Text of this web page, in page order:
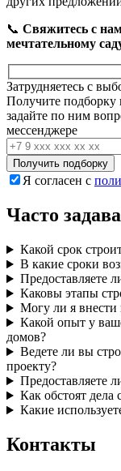
📞 Свяжитесь с
мечтательному
Затрудняетесь с
Получите подборку
задайте по ним
мессенджере
Я согласен с
Часто
Какой срок
В какие сроки
Предоставляете
Каковы этапы
Могу ли я внести
Какой опыт у
домов?
Ведете ли вы
проекту?
Предоставляете
Как обстоят дела
Какие
Контакты